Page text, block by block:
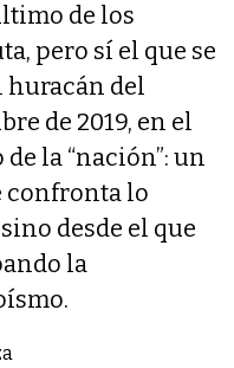
de los
pero sí el que se
huracán del
de 2019, en el
la “nación”: un
confronta lo
desde el que
la